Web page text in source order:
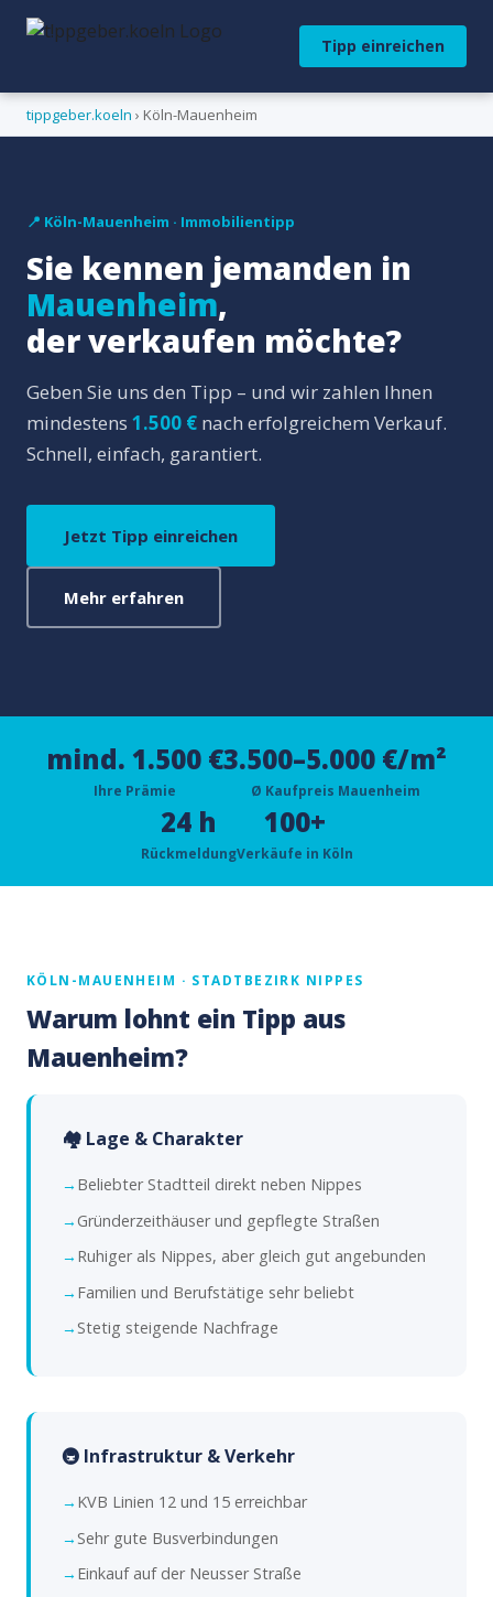
Tipp einreichen
tippgeber.koeln › Köln-Mauenheim
📍 Köln-Mauenheim · Immobilientipp
Sie kennen jemanden in
Mauenheim,
der verkaufen möchte?
Geben Sie uns den Tipp – und wir zahlen Ihnen
mindestens 1.500 € nach erfolgreichem Verkauf.
Schnell, einfach, garantiert.
Jetzt Tipp einreichen
Mehr erfahren
mind. 1.500 €
Ihre Prämie
3.500–5.000 €/m²
Ø Kaufpreis Mauenheim
24 h
Rückmeldung
100+
Verkäufe in Köln
KÖLN-MAUENHEIM · STADTBEZIRK NIPPES
Warum lohnt ein Tipp aus
Mauenheim?
🏘️ Lage & Charakter
Beliebter Stadtteil direkt neben Nippes
Gründerzeithäuser und gepflegte Straßen
Ruhiger als Nippes, aber gleich gut angebunden
Familien und Berufstätige sehr beliebt
Stetig steigende Nachfrage
🚇 Infrastruktur & Verkehr
KVB Linien 12 und 15 erreichbar
Sehr gute Busverbindungen
Einkauf auf der Neusser Straße